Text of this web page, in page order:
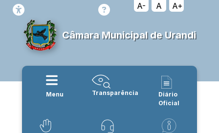
A- A A+
Câmara Municipal de Urandi
Menu Transparência
Diário
Oficial